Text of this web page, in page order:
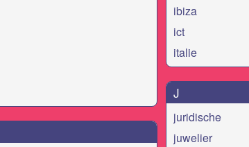
ibiza
ict
italie
J
juridische
juwelier